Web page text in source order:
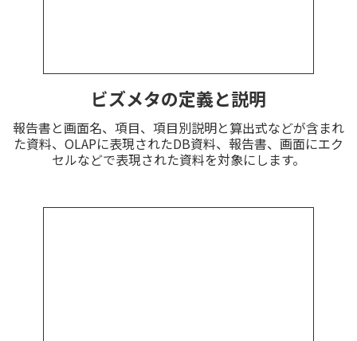
ビズメタの定義と説明
報告書と画面名、項目、項目別説明と算出式などが含まれ
た資料、OLAPに表現されたDB資料、報告書、画面にエク
セルなどで表現された資料を対象にします。